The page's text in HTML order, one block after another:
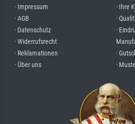
· Impressum
· AGB
· Datenschutz
· Widerrufsrecht
· Reklamationen
· Über uns
· Ihre
·
·
·
·